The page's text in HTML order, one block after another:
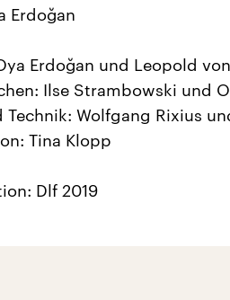
Erdoğan
Erdoğan und Leopold
Ilse Strambowski und
Technik: Wolfgang Rixius
Tina Klopp
Dlf 2019